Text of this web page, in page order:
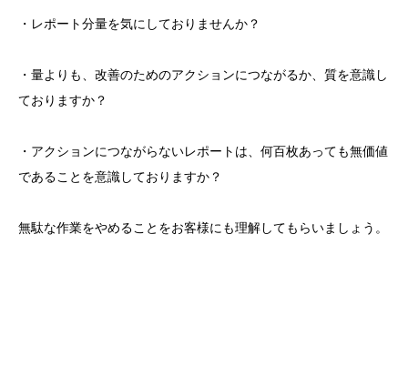
・レポート分量を気にしておりませんか？
・量よりも、改善のためのアクションにつながるか、質を意識し
ておりますか？
・アクションにつながらないレポートは、何百枚あっても無価値
であることを意識しておりますか？
無駄な作業をやめることをお客様にも理解してもらいましょう。